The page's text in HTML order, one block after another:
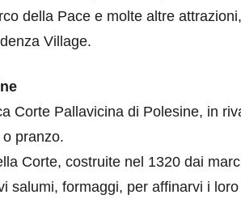
della Pace e molte altre
Village.
Corte Pallavicina di Polesine, in
pranzo.
Corte, costruite nel 1320 dai
salumi, formaggi, per affinarvi i